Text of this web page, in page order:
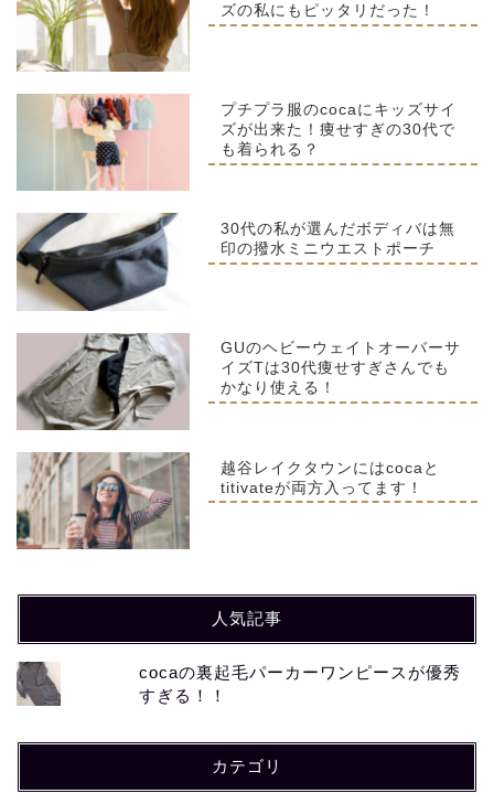
ズの私にもピッタリだった！
プチプラ服のcocaにキッズサイ
ズが出来た！痩せすぎの30代で
も着られる？
30代の私が選んだボディバは無
印の撥水ミニウエストポーチ
GUのヘビーウェイトオーバーサ
イズTは30代痩せすぎさんでも
かなり使える！
越谷レイクタウンにはcocaと
titivateが両方入ってます！
人気記事
cocaの裏起毛パーカーワンピースが優秀
すぎる！！
カテゴリ